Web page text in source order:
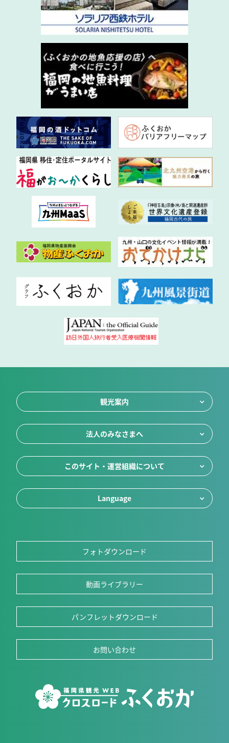
観光案内
法人のみなさまへ
このサイト・運営組織について
Language
フォトダウンロード
動画ライブラリー
パンフレットダウンロード
お問い合わせ